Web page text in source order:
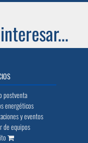
postventa
energéticos
y eventos
de equipos